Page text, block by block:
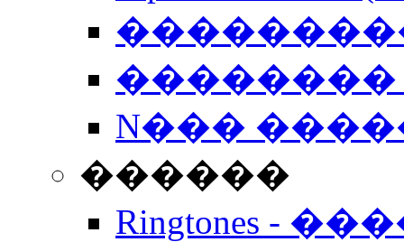
��������
N���
������
Ringtones -